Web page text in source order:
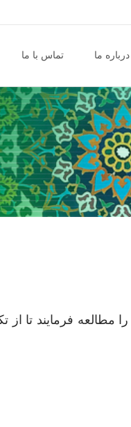
درباره ما تماس با ما
فرمایند تا از